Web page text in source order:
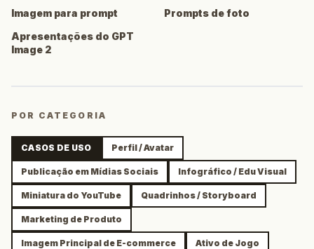
Imagem para prompt
Prompts de foto
Apresentações do GPT
Image 2
POR CATEGORIA
CASOS DE USO Perfil / Avatar
Publicação em Mídias Sociais Infográfico / Edu Visual
Miniatura do YouTube Quadrinhos / Storyboard
Marketing de Produto
Imagem Principal de E-commerce Ativo de Jogo